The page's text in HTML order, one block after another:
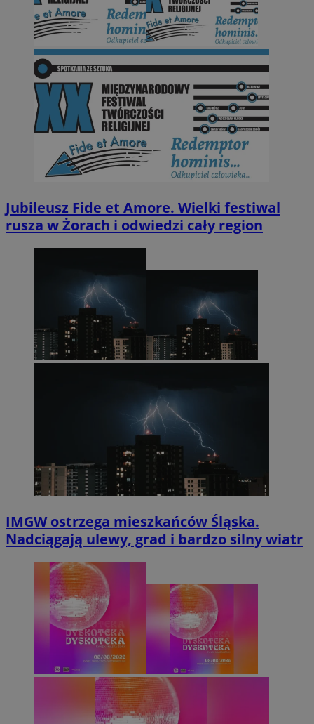
Jubileusz Fide et Amore. Wielki festiwal
rusza w Żorach i odwiedzi cały region
IMGW ostrzega mieszkańców Śląska.
Nadciągają ulewy, grad i bardzo silny wiatr